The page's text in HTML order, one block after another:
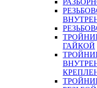
ГАЙКОЙ